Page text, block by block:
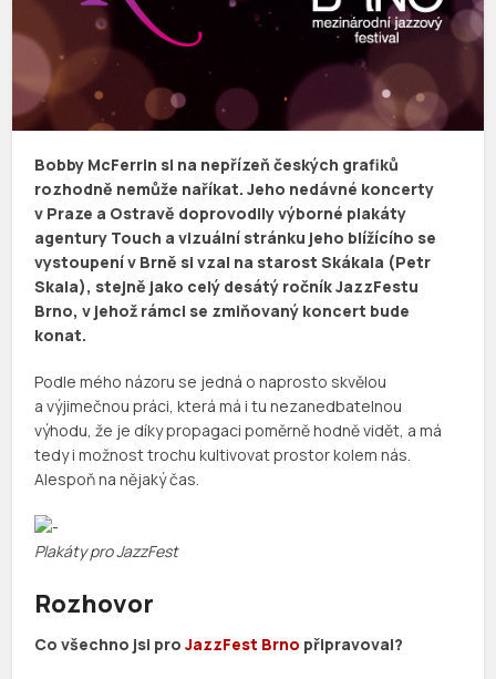
Bobby McFerrin si na nepřízeň českých grafiků
rozhodně nemůže naříkat. Jeho nedávné koncerty
v Praze a Ostravě doprovodily výborné plakáty
agentury Touch a vizuální stránku jeho blížícího se
vystoupení v Brně si vzal na starost Skákala (Petr
Skala), stejně jako celý desátý ročník JazzFestu
Brno, v jehož rámci se zmiňovaný koncert bude
konat.
Podle mého názoru se jedná o naprosto skvělou
a výjimečnou práci, která má i tu nezanedbatelnou
výhodu, že je díky propagaci poměrně hodně vidět, a má
tedy i možnost trochu kultivovat prostor kolem nás.
Alespoň na nějaký čas.
Plakáty pro JazzFest
Rozhovor
Co všechno jsi proJazzFest Brno připravoval?